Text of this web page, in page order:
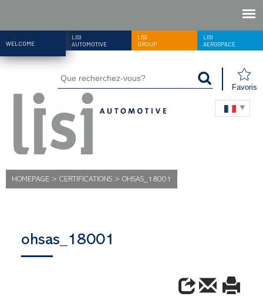
WELCOME
LISI
AUTOMOTIVE
LISI
GROUP
LISI
AEROSPACE
Favoris
HOMEPAGE > CERTIFICATIONS > OHSAS_18001
ohsas_18001